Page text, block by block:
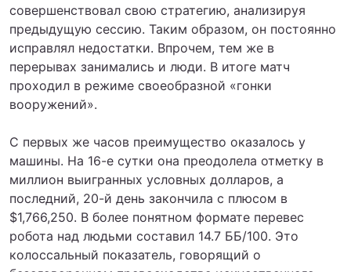
совершенствовал свою стратегию, анализируя
предыдущую сессию. Таким образом, он постоянно
исправлял недостатки. Впрочем, тем же в
перерывах занимались и люди. В итоге матч
проходил в режиме своеобразной «гонки
вооружений».
С первых же часов преимущество оказалось у
машины. На 16-е сутки она преодолела отметку в
миллион выигранных условных долларов, а
последний, 20-й день закончила с плюсом в
$1,766,250. В более понятном формате перевес
робота над людьми составил 14.7 ББ/100. Это
колоссальный показатель, говорящий о